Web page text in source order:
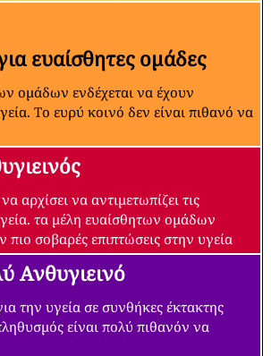
ευαίσθητες ομάδες
ομάδων ενδέχεται να έχουν
Το ευρύ κοινό δεν είναι πιθανό να
αρχίσει να αντιμετωπίζει τις
τα μέλη ευαίσθητων ομάδων
πιο σοβαρές επιπτώσεις στην υγεία
Ανθυγιεινό
την υγεία σε συνθήκες έκτακτης
είναι πολύ πιθανόν να